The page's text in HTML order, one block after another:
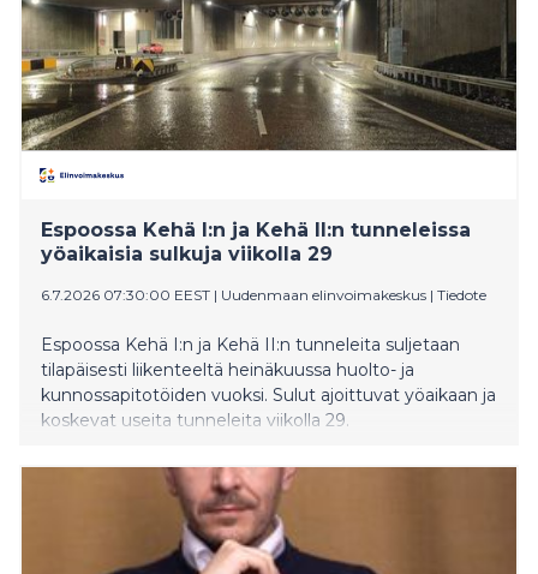
Espoossa Kehä I:n ja Kehä II:n tunneleissa
yöaikaisia sulkuja viikolla 29
6.7.2026 07:30:00 EEST | Uudenmaan elinvoimakeskus | Tiedote
Espoossa Kehä I:n ja Kehä II:n tunneleita suljetaan
tilapäisesti liikenteeltä heinäkuussa huolto- ja
kunnossapitotöiden vuoksi. Sulut ajoittuvat yöaikaan ja
koskevat useita tunneleita viikolla 29.